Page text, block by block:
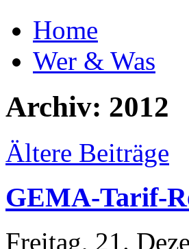
Home
Wer & Was
Archiv: 2012
Ältere Beiträge
GEMA-Tarif-
Freitag, 21.